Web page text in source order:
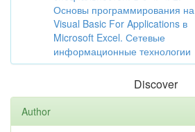
Основы программирования на
Visual Basic For Applications в
Microsoft Excel. Сетевые
информационные технологии
Discover
Author